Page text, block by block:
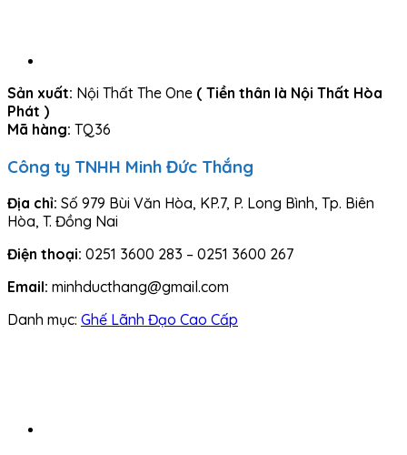
Sản xuất: Nội Thất The One ( Tiền thân là Nội Thất Hòa
Phát )
Mã hàng: TQ36
Công ty TNHH Minh Đức Thắng
Địa chỉ: Số 979 Bùi Văn Hòa, KP.7, P. Long Bình, Tp. Biên
Hòa, T. Đồng Nai
Điện thoại: 0251 3600 283 – 0251 3600 267
Email: minhducthang@gmail.com
Danh mục: Ghế Lãnh Đạo Cao Cấp